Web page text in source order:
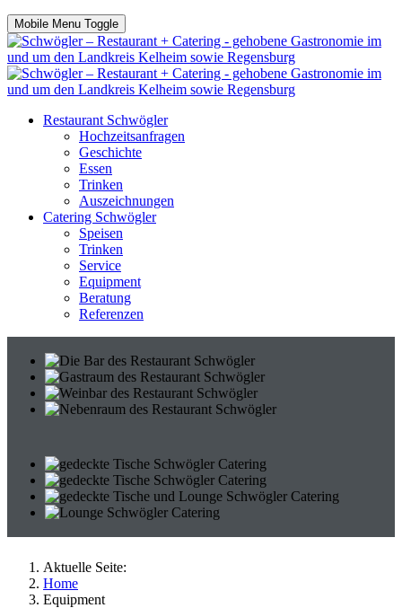
Mobile Menu Toggle
Restaurant Schwögler
Hochzeitsanfragen
Geschichte
Essen
Trinken
Auszeichnungen
Catering Schwögler
Speisen
Trinken
Service
Equipment
Beratung
Referenzen
Aktuelle Seite:
Home
Equipment